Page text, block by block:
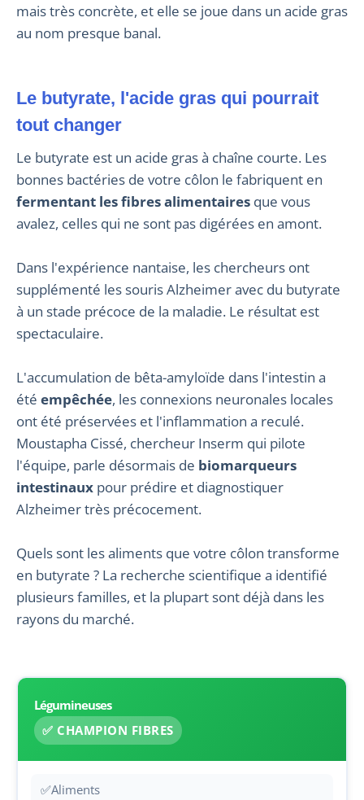
mais très concrète, et elle se joue dans un acide gras
au nom presque banal.
Le butyrate, l'acide gras qui pourrait
tout changer
Le butyrate est un acide gras à chaîne courte. Les
bonnes bactéries de votre côlon le fabriquent en
fermentant les fibres alimentaires que vous
avalez, celles qui ne sont pas digérées en amont.
Dans l'expérience nantaise, les chercheurs ont
supplémenté les souris Alzheimer avec du butyrate
à un stade précoce de la maladie. Le résultat est
spectaculaire.
L'accumulation de bêta-amyloïde dans l'intestin a
été empêchée, les connexions neuronales locales
ont été préservées et l'inflammation a reculé.
Moustapha Cissé, chercheur Inserm qui pilote
l'équipe, parle désormais de biomarqueurs
intestinaux pour prédire et diagnostiquer
Alzheimer très précocement.
Quels sont les aliments que votre côlon transforme
en butyrate ? La recherche scientifique a identifié
plusieurs familles, et la plupart sont déjà dans les
rayons du marché.
Légumineuses
✅ CHAMPION FIBRES
✅Aliments